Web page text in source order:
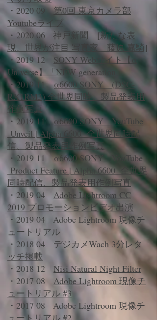
・2020 09第0回 東京カメラ部
Youtubeライブ
・2020 06 神戸新聞 [新たな表
現、世界が注目 写真家 藤原 嘉騎]
・2019 12 SONY Webサイト【α
Universe】「NEW generation」
・2019 11α6600 SONY (DSC-
RX1RM3) 全世界同時、製品発表用
作例写真
・2019 11α6600 SONY YouTube
Unveil | Alpha 6600 全世界同時配
信、製品発表用作例写真
・2019 11α6600 SONY YouTube
Product Feature | Alpha 6600 全世界
同時配信、製品発表用作例写真
・2019 04Adobe Lightroom CC
2019 プロモーションビデオ出演
・2019 04 Adobe Lightroom 現像チ
ュートリアル
・2018 04 デジカメWach 3分レタ
ッチ掲載
・2018 12 Nisi Natural Night Filter
・2017 08 Adobe Lightroom 現像チ
ュートリアル #3
・2017 08 Adobe Lightroom 現像チ
ュートリアル #2